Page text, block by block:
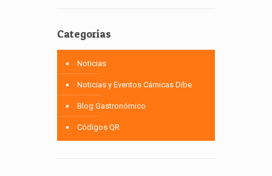
Categorías
Noticias
Noticias y Eventos Cárnicas Dibe
Blog Gastronómico
Códigos QR